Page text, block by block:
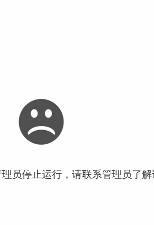
员停止运行，请联系管理员了